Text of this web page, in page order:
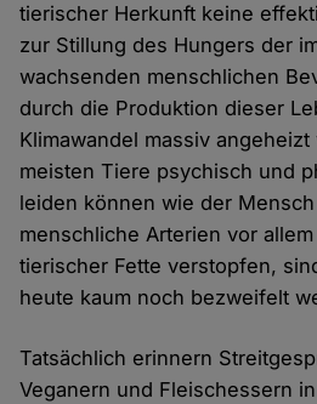
tierischer Herkunft keine
zur Stillung des Hungers der
wachsenden menschlichen
durch die Produktion dieser
Klimawandel massiv
meisten Tiere psychisch und
leiden können wie der
menschliche Arterien vor
tierischer Fette verstopfen,
heute kaum noch bezweifelt
Tatsächlich erinnern
Veganern und Fleischessern